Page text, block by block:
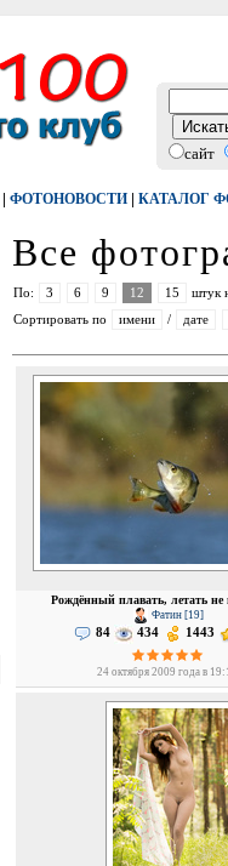
сайт
| ФОТОНОВОСТИ | КАТАЛОГ
Все
По: 3 6 9 12 15
штук
Сортировать по
имени / дате
Рождённый плавать, летать не
Фатин [19]
84 434 1443
24 октября 2009 года в